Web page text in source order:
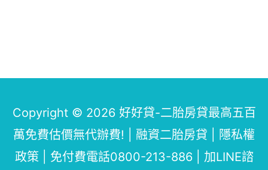
Copyright © 2026 好好貸-二胎房貸最高五百
萬免費估價無代辦費! | 融資二胎房貸 |
隱私權
政策| 免付費電話0800-213-886| 加LINE諮